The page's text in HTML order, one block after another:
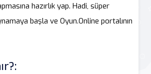
hazırlık yap. Hadi, süper
başla ve Oyun.Online portalının